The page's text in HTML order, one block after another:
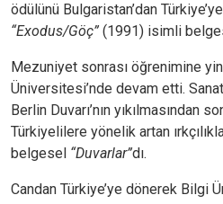
ödülünü Bulgaristan’dan
“Exodus/Göç” (1991) isimli
Mezuniyet sonrası öğrenimine
Üniversitesi’nde devam etti.
Berlin Duvarı’nın yıkılmasından
Türkiyelilere yönelik artan
belgesel “Duvarlar”dı.
Candan Türkiye’ye dönerek Bilgi